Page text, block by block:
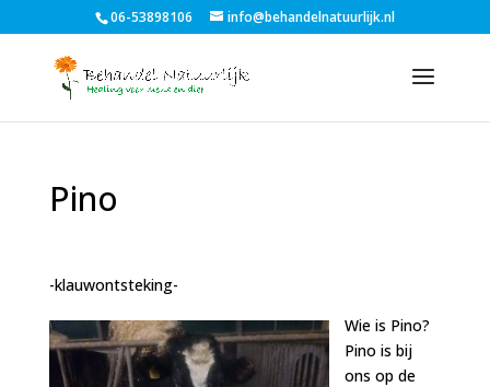
06-53898106 info@behandelnatuurlijk.nl
Pino
-klauwontsteking-
Wie is Pino?
Pino is bij
ons op de